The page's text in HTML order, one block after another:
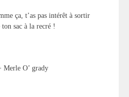
ça, t’as pas intérêt à sortir
sac à la recré !
Merle O’ grady